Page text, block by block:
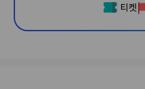
티켓